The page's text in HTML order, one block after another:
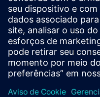
Mais informações
Pré-requisitos
nenhum